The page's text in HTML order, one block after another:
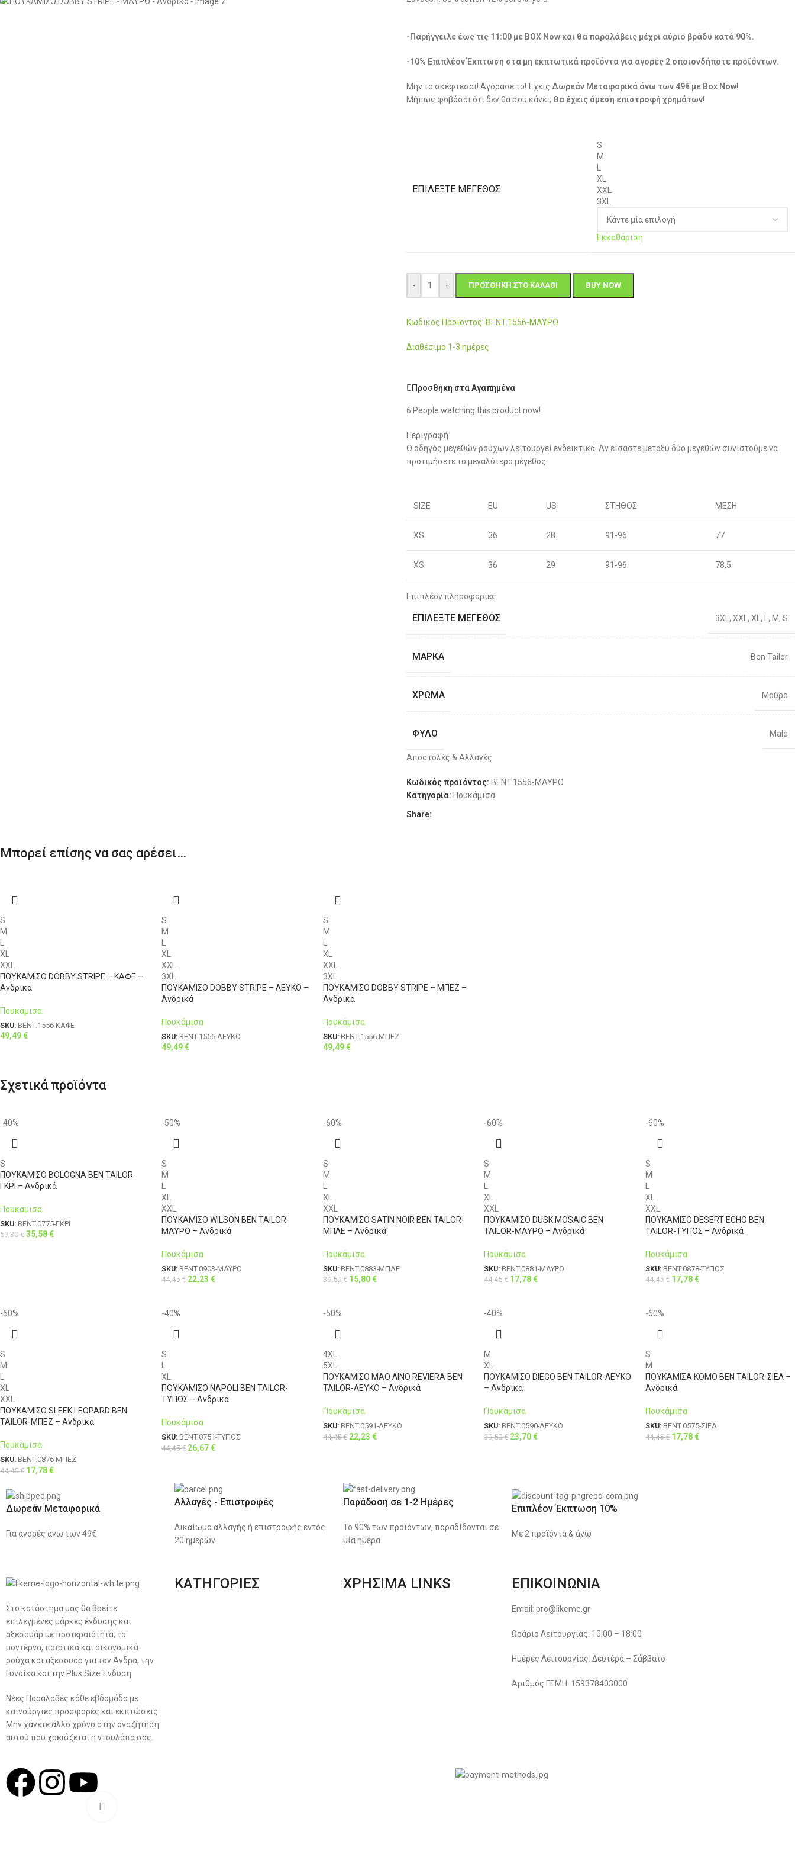
-Παρήγγειλε έως τις 11:00 με BOX Now και θα παραλάβεις μέχρι αύριο βράδυ κατά 90%.
-10% Επιπλέον Έκπτωση στα μη εκπτωτικά προϊόντα για αγορές 2 οποιονδήποτε προϊόντων.
Μην το σκέφτεσαι! Αγόρασε το! Έχεις Δωρεάν Μεταφορικά άνω των 49€ με Box Now!
Μήπως φοβάσαι ότι δεν θα σου κάνει; Θα έχεις άμεση επιστροφή χρημάτων!
ΕΠΙΛΈΞΤΕ ΜΈΓΕΘΟΣ
S
M
XL
XXL
3XL
Εκκαθάριση
- + ΠΡΟΣΘΉΚΗ ΣΤΟ ΚΑΛΆΘΙ BUY NOW
Κωδικός Προϊόντος: BENT.1556-ΜΑΥΡΟ
Διαθέσιμο 1-3 ημέρες
Προσθήκη στα Αγαπημένα
6 People watching this product now!
Περιγραφή
Ο οδηγός μεγεθών ρούχων λειτουργεί ενδεικτικά. Αν είσαστε μεταξύ δύο μεγεθών συνιστούμε να
προτιμήσετε το μεγαλύτερο μέγεθος.
SIZE EU US ΣΤΗΘΟΣ ΜΕΣΗ
XS 36 28 91-96 77
XS 36 29 91-96 78,5
S 38
S 40 81,5
M
L 46 34 106-111 88
Επιπλέον πληροφορίες
ΕΠΙΛΈΞΤΕ ΜΈΓΕΘΟΣ 3XL , XXL , XL , , M, S
ΜΆΡΚΑ Ben Tailor
ΧΡΏΜΑ Μαύρο
ΦΎΛΟ Male
Αποστολές & Αλλαγές
Κωδικός προϊόντος: BENT.1556-ΜΑΥΡΟ
Κατηγορία: Πουκάμισα
Share:
Μπορεί επίσης να σας αρέσει…
S
M
XL
XXL
ΠΟΥΚΑΜΙΣΟ DOBBY STRIPE – ΚΑΦΕ –
Ανδρικά
Πουκάμισα
SKU: BENT.1556-ΚΑΦΕ
49,49€
S
M
XL
XXL
3XL
ΠΟΥΚΑΜΙΣΟ DOBBY STRIPE – ΛΕΥΚΟ –
Ανδρικά
Πουκάμισα
SKU: BENT.1556-ΛΕΥΚΟ
49,49€
S
M
XL
XXL
3XL
ΠΟΥΚΑΜΙΣΟ DOBBY STRIPE – ΜΠΕΖ –
Ανδρικά
Πουκάμισα
SKU: BENT.1556-ΜΠΕΖ
49,49€
Σχετικά προϊόντα
-40%
S
ΠΟΥΚΑΜΙΣΟ BOLOGNA BEN TAILOR-
ΓΚΡΙ – Ανδρικά
Πουκάμισα
SKU: BENT.0775-ΓΚΡΙ
59,30€ 35,58€
-50%
S
M
XL
XXL
ΠΟΥΚΑΜΙΣΟ WILSON BEN TAILOR-
ΜΑΥΡΟ – Ανδρικά
Πουκάμισα
SKU: BENT.0903-ΜΑΥΡΟ
44,45€ 22,23 €
-60%
S
M
XL
XXL
ΠΟΥΚΑΜΙΣΟ SATIN NOIR BEN TAILOR-
ΜΠΛΕ – Ανδρικά
Πουκάμισα
SKU: BENT.0883-ΜΠΛΕ
39,50€ 15,80€
-60%
S
M
XL
XXL
ΠΟΥΚΑΜΙΣΟ DUSK MOSAIC BEN
TAILOR-ΜΑΥΡΟ – Ανδρικά
Πουκάμισα
SKU: BENT.0881-ΜΑΥΡΟ
44,45€ 17,78€
-60%
S
M
XL
XXL
ΠΟΥΚΑΜΙΣΟ DESERT ECHO BEN
TAILOR-ΤΥΠΟΣ – Ανδρικά
Πουκάμισα
SKU: BENT.0878-ΤΥΠΟΣ
44,45€ 17,78€
-60%
S
M
L
XL
XXL
ΠΟΥΚΑΜΙΣΟ SLEEK LEOPARD BEN
TAILOR-ΜΠΕΖ – Ανδρικά
Πουκάμισα
SKU: BENT.0876-ΜΠΕΖ
44,45€ 17,78€
-40%
S
L
XL
ΠΟΥΚΑΜΙΣΟ NAPOLI BEN TAILOR-
ΤΥΠΟΣ – Ανδρικά
Πουκάμισα
SKU: BENT.0751-ΤΥΠΟΣ
44,45€ 26,67€
-50%
4XL
5XL
ΠΟΥΚΑΜΙΣΟ ΜΑΟ ΛΙΝΟ REVIERA BEN
TAILOR-ΛΕΥΚΟ – Ανδρικά
Πουκάμισα
SKU: BENT.0591-ΛΕΥΚΟ
44,45€ 22,23 €
-40%
M
XL
ΠΟΥΚΑΜΙΣΟ DIEGO BEN TAILOR-ΛΕΥΚΟ
– Ανδρικά
Πουκάμισα
SKU: BENT.0590-ΛΕΥΚΟ
39,50€ 23,70€
-60%
S
M
ΠΟΥΚΑΜΙΣΑ KOMO BEN TAILOR-ΣΙΕΛ –
Ανδρικά
Πουκάμισα
SKU: BENT.0575-ΣΙΕΛ
44,45€ 17,78€
Δωρεάν Μεταφορικά
Για αγορές άνω των 49€
Αλλαγές - Επιστροφές
Δικαίωμα αλλαγής ή επιστροφής εντός
20 ημερών
Παράδοση σε 1-2 Ημέρες
Το 90% των προϊόντων, παραδίδονται σε
μία ημέρα
Επιπλέον Έκπτωση 10%
Με 2 προϊόντα & άνω
Στο κατάστημα μας θα βρείτε
επιλεγμένες μάρκες ένδυσης και
αξεσουάρ με προτεραιότητα, τα
μοντέρνα, ποιοτικά και οικονομικά
ρούχα και αξεσουάρ για τον Άνδρα, την
Γυναίκα και την Plus Size Ένδυση.
Νέες Παραλαβές κάθε εβδομάδα με
καινούργιες προσφορές και εκπτώσεις.
Μην χάνετε άλλο χρόνο στην αναζήτηση
αυτού που χρειάζεται η ντουλάπα σας.
ΚΑΤΗΓΟΡΙΕΣ ΧΡΗΣΙΜΑ LINKS ΕΠΙΚΟΙΝΩΝΙΑ
Email: pro@likeme.gr
Ωράριο Λειτουργίας: 10:00 – 18:00
Ημέρες Λειτουργίας: Δευτέρα – Σάββατο
Αριθμός ΓΕΜΗ: 159378403000